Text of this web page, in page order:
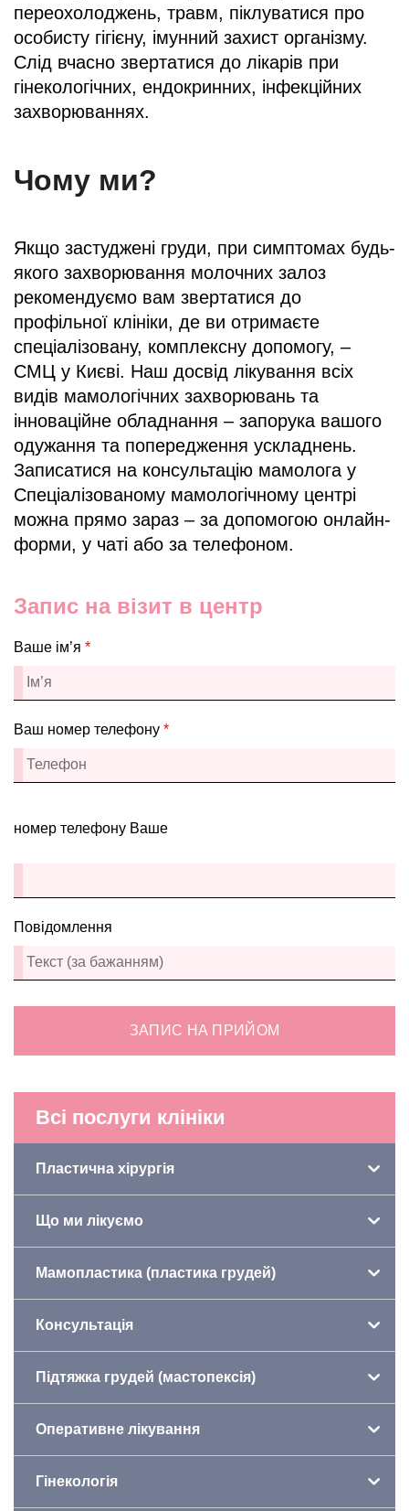
Всі послуги клініки
Пластична хірургія
Що ми лікуємо
Мамопластика (пластика грудей)
Консультація
Підтяжка грудей (мастопексія)
Оперативне лікування
Гінекологія
переохолоджень, травм, піклуватися про
особисту гігієну, імунний захист організму.
Слід вчасно звертатися до лікарів при
гінекологічних, ендокринних, інфекційних
захворюваннях.
Чому ми?
Якщо застуджені груди, при симптомах будь-
якого захворювання молочних залоз
рекомендуємо вам звертатися до
профільної клініки, де ви отримаєте
спеціалізовану, комплексну допомогу, –
СМЦ у Києві. Наш досвід лікування всіх
видів мамологічних захворювань та
інноваційне обладнання – запорука вашого
одужання та попередження ускладнень.
Записатися на консультацію мамолога у
Спеціалізованому мамологічному центрі
можна прямо зараз – за допомогою онлайн-
форми, у чаті або за телефоном.
Запис на візит в центр
Ваше ім’я *
Ваш номер телефону *
номер телефону Ваше
Повідомлення
ЗАПИС НА ПРИЙОМ